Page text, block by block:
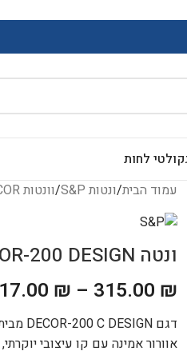
קולטי לחות
עמוד הבית/ונטות S&P /וונטות DECOR
ונטה S&P DECOR-200 DESIGN
315.00 ₪
–
₪
אוורור אמינה עם קו עיצובי יוקרתי,